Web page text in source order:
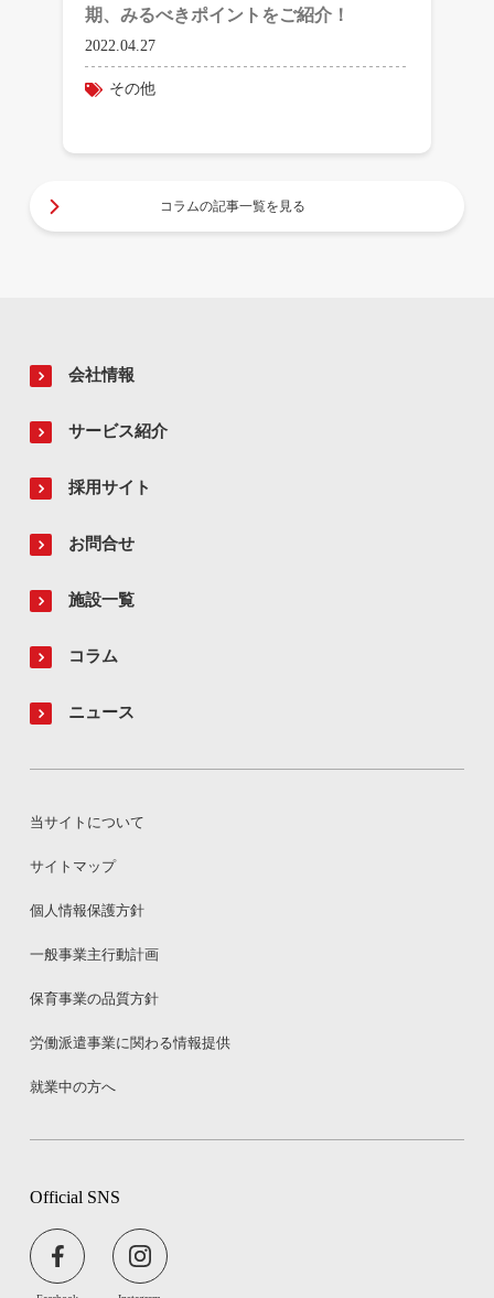
期、みるべきポイントをご紹介！
2022.04.27
その他
コラムの記事一覧を見る
会社情報
サービス紹介
採用サイト
お問合せ
施設一覧
コラム
ニュース
Official SNS
当サイトについて
サイトマップ
個人情報保護方針
一般事業主行動計画
保育事業の品質方針
労働派遣事業に関わる情報提供
就業中の方へ